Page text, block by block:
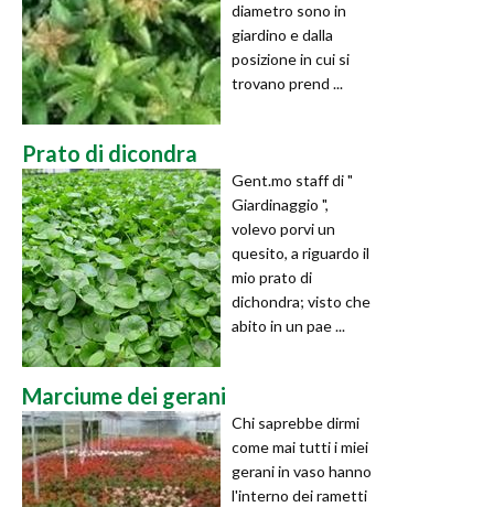
diametro sono in
giardino e dalla
posizione in cui si
trovano prend ...
Prato di dicondra
Gent.mo staff di "
Giardinaggio ",
volevo porvi un
quesito, a riguardo il
mio prato di
dichondra; visto che
abito in un pae ...
Marciume dei gerani
Chi saprebbe dirmi
come mai tutti i miei
gerani in vaso hanno
l'interno dei rametti